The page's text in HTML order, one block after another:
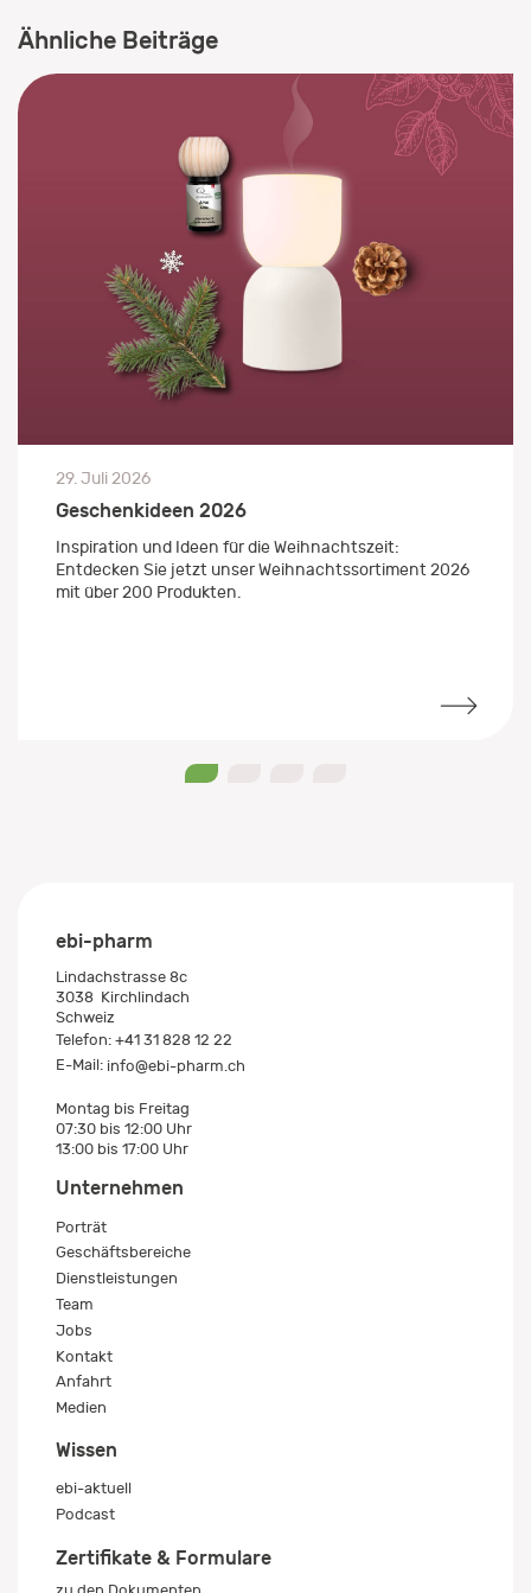
Ähnliche Beiträge
29. Juli 2026
Geschenkideen 2026
Inspiration und Ideen für die Weihnachtszeit:
Entdecken Sie jetzt unser Weihnachtssortiment 2026
mit über 200 Produkten.
ebi-pharm
Lindachstrasse 8c
3038 Kirchlindach
Schweiz
Telefon: +41 31 828 12 22
E-Mail: info@ebi-pharm.ch
Montag bis Freitag
07:30 bis 12:00 Uhr
13:00 bis 17:00 Uhr
Unternehmen
Porträt
Geschäftsbereiche
Dienstleistungen
Team
Jobs
Kontakt
Anfahrt
Medien
Wissen
ebi-aktuell
Podcast
Zertifikate & Formulare